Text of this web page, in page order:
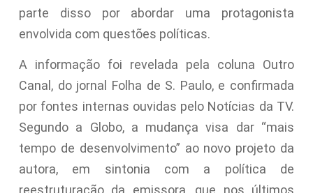
parte disso por abordar uma protagonista
envolvida com questões políticas.
A informação foi revelada pela coluna Outro
Canal, do jornal Folha de S. Paulo, e confirmada
por fontes internas ouvidas pelo Notícias da TV.
Segundo a Globo, a mudança visa dar “mais
tempo de desenvolvimento” ao novo projeto da
autora, em sintonia com a política de
reestruturação da emissora, que nos últimos